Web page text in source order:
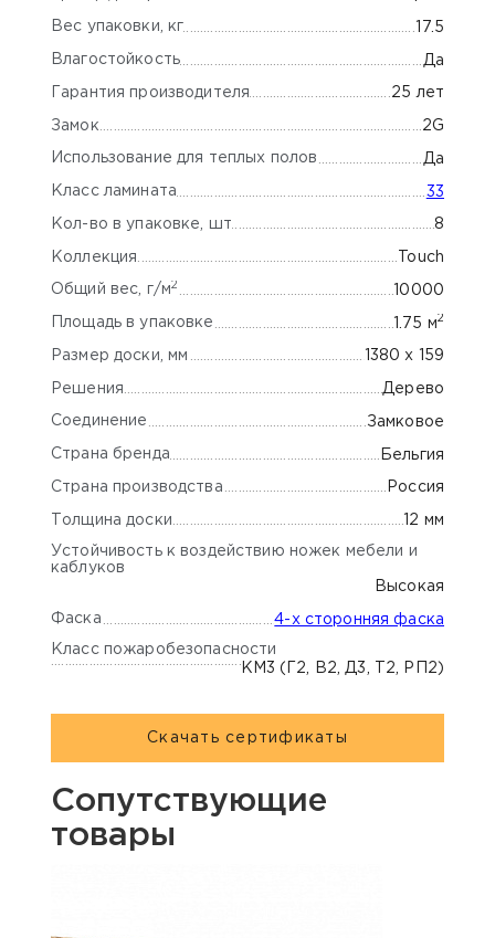
Вес упаковки, кг 17.5
Влагостойкость Да
Гарантия производителя 25 лет
Замок 2G
Использование для теплых полов Да
Класс ламината 33
Кол-во в упаковке, шт 8
Коллекция Touch
Общий вес, г/м 2 10000
Площадь в упаковке 1.75 м2
Размер доски, мм 1380 х 159
Решения Дерево
Соединение Замковое
Страна бренда Бельгия
Страна производства Россия
Толщина доски 12 мм
Устойчивость к воздействию ножек мебели и
каблуков
Высокая
Фаска 4-х сторонняя фаска
Класс пожаробезопасности
КМ3 (Г2, В2, Д3, Т2, РП2)
Скачать сертификаты
Сопутствующие
товары